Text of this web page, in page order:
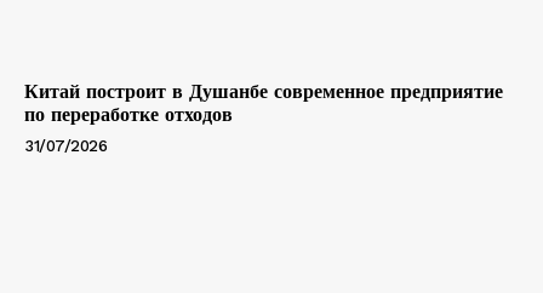
Китай построит в Душанбе современное предприятие
по переработке отходов
31/07/2026